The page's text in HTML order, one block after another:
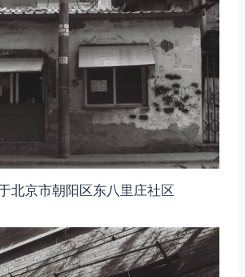
北京市朝阳区东八里庄社区
搜索